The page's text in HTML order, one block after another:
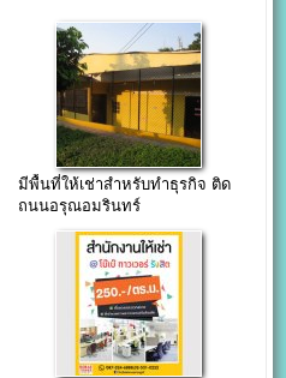
มีพื้นที่ให้เช่าสำหรับทำธุรกิจ ติด
ถนนอรุณอมรินทร์